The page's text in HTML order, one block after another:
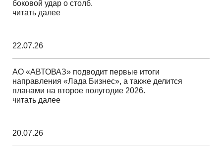
боковой удар о столб.
читать далее
22.07.26
АО «АВТОВАЗ» подводит первые итоги
направления «Лада Бизнес», а также делится
планами на второе полугодие 2026.
читать далее
20.07.26